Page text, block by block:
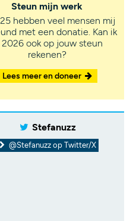
Steun mijn werk
hebben veel mensen mij
met een donatie. Kan ik
2026 ook op jouw steun
rekenen?
Lees meer en doneer
Stefanuzz
@Stefanuzz op Twitter/X